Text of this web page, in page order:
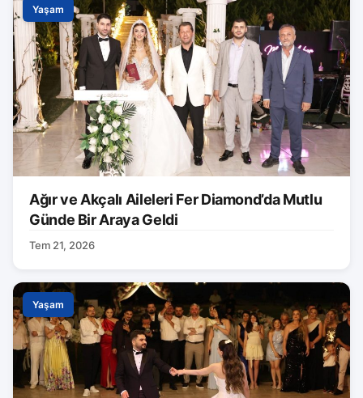
Yaşam
Ağır ve Akçalı Aileleri Fer Diamond’da Mutlu
Günde Bir Araya Geldi
Tem 21, 2026
Yaşam